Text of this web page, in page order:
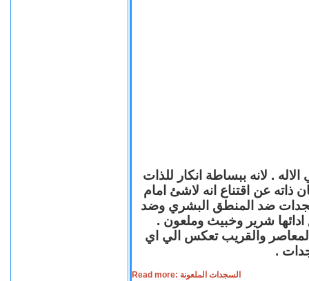
. لانه ببساطة انكار للذات
ذاته عن اقتناع انه لاشئ امام
ضد المنطق البشري وضد
ادائها شرير وخبيث وملعون .
المعاصر والقريب تعكس الي اي
.
Read more: السجدات الملعونة